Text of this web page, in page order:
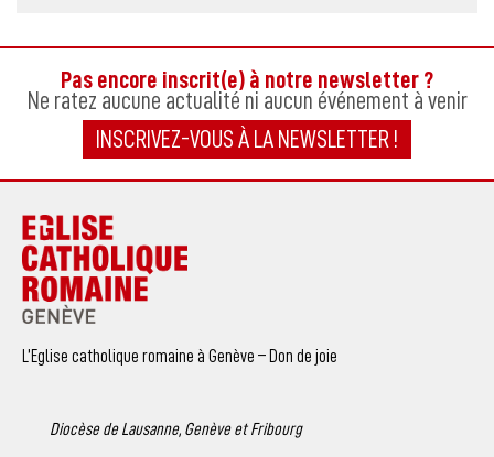
Pas encore inscrit(e) à notre newsletter ?
Ne ratez aucune actualité ni aucun événement à venir
INSCRIVEZ-VOUS À LA NEWSLETTER !
L’Eglise catholique romaine à Genève – Don de joie
Diocèse de Lausanne, Genève et Fribourg